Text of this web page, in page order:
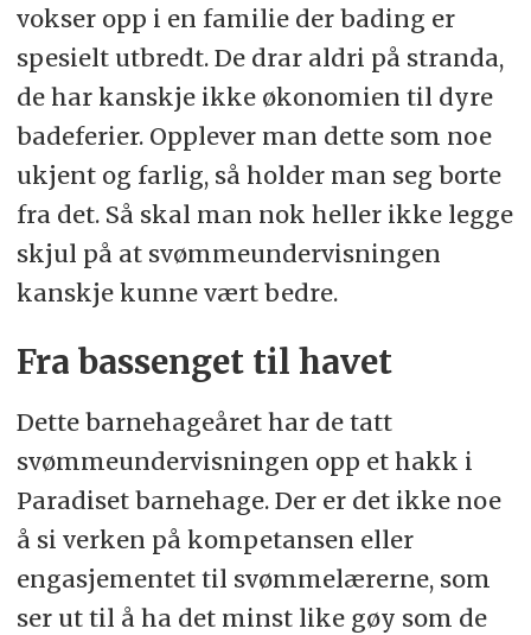
vokser opp i en familie der bading er
spesielt utbredt. De drar aldri på stranda,
de har kanskje ikke økonomien til dyre
badeferier. Opplever man dette som noe
ukjent og farlig, så holder man seg borte
fra det. Så skal man nok heller ikke legge
skjul på at svømmeundervisningen
kanskje kunne vært bedre.
Fra bassenget til havet
Dette barnehageåret har de tatt
svømmeundervisningen opp et hakk i
Paradiset barnehage. Der er det ikke noe
å si verken på kompetansen eller
engasjementet til svømmelærerne, som
ser ut til å ha det minst like gøy som de